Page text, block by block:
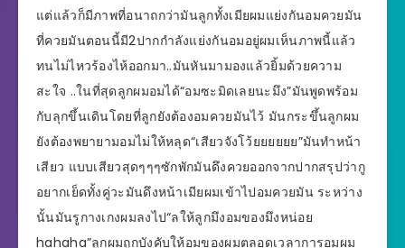
แต่แล้วก็มีภาพที่อนาถกว่ามันลูกทั้งเมียผมแย่งกันอมควยมัน
ที่ควยมันตอนนี้มี2ปากกำลังแย่งกันอมอยู่ผมเห็นภาพนี้แล้ว
ทนไม่ไหวร้องไห้ออกมา..มันหันมามองแล้วยิ้มด้วยความ
สะใจ ..ในที่สุดลูกผมอมได้“อมซะมิดเลยนะมึง”มันพูดพร้อม
กับลุกขึ้นเดินโดยที่ลูกยังต้องอมควยมันไว้ มันกระขึ้นลูกผม
ยังต้องพยายามอมไม่ให้หลุด“เสียวจังโว้ยยยยยย”มันทำหน้า
เสียว แบบเสียวสุดๆๆๆซักพักมันดึงควยออกจากปากสรุปว่ากู
อยากเย็ดทั้งคู่วะมันดึงหน้าเมียผมเข้าไปอมควยมัน ระหว่าง
นั้นมันรูกางเกงผมลงไป“ลให้ลูกมึงอมของมึงหน่อย
hahaha”ลูกผมถูกบังคับให้อมของผมตลอดเวลาการอมผม